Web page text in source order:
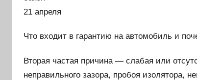
21 апреля
Что входит в гарантию на автомобиль и
Вторая частая причина — слабая или
неправильного зазора, пробоя изолятора,